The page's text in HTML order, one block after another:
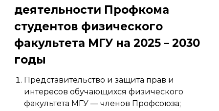
деятельности Профкома
студентов физического
факультета МГУ на 2025 – 2030
годы
Представительство и защита прав и
интересов обучающихся физического
факультета МГУ — членов Профсоюза;